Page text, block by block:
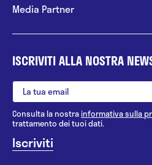
Media Partner
ISCRIVITI ALLA NOSTRA
Consulta la nostrainformativa sulla
trattamento dei tuoi dati.